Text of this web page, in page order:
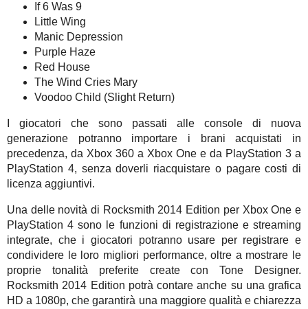
If 6 Was 9
Little Wing
Manic Depression
Purple Haze
Red House
The Wind Cries Mary
Voodoo Child (Slight Return)
I giocatori che sono passati alle console di nuova
generazione potranno importare i brani acquistati in
precedenza, da Xbox 360 a Xbox One e da PlayStation 3 a
PlayStation 4, senza doverli riacquistare o pagare costi di
licenza aggiuntivi.
Una delle novità di Rocksmith 2014 Edition per Xbox One e
PlayStation 4 sono le funzioni di registrazione e streaming
integrate, che i giocatori potranno usare per registrare e
condividere le loro migliori performance, oltre a mostrare le
proprie tonalità preferite create con Tone Designer.
Rocksmith 2014 Edition potrà contare anche su una grafica
HD a 1080p, che garantirà una maggiore qualità e chiarezza